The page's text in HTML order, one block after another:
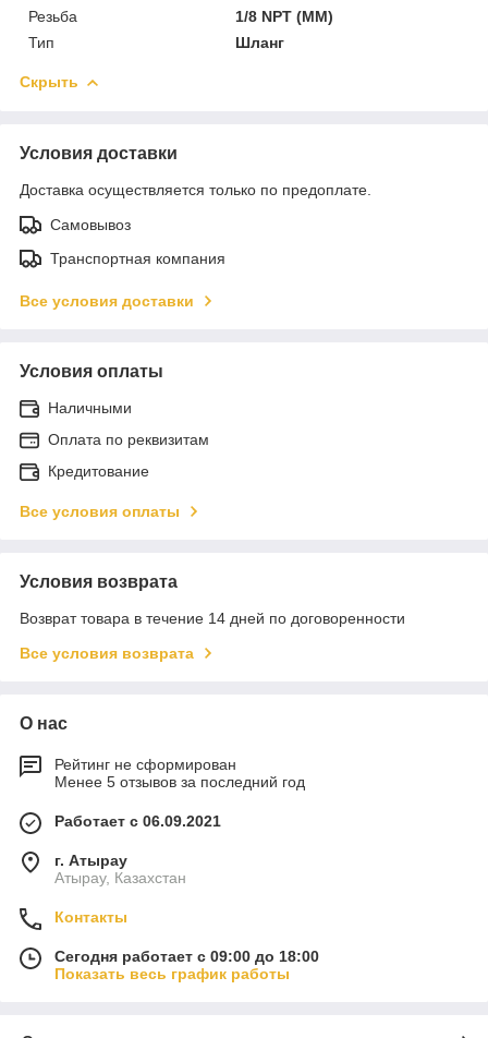
Резьба
1/8 NPT (MM)
Тип
Шланг
Скрыть
Условия доставки
Доставка осуществляется только по предоплате.
Самовывоз
Транспортная компания
Все условия доставки
Условия оплаты
Наличными
Оплата по реквизитам
Кредитование
Все условия оплаты
Условия возврата
Возврат товара в течение 14 дней по договоренности
Все условия возврата
О нас
Рейтинг не сформирован
Менее 5 отзывов за последний год
Работает с 06.09.2021
г. Атырау
Атырау, Казахстан
Контакты
Сегодня работает с 09:00 до 18:00
Показать весь график работы